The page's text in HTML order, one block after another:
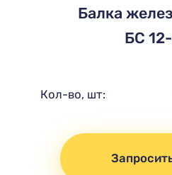
Балка
БС
Кол-во, шт: